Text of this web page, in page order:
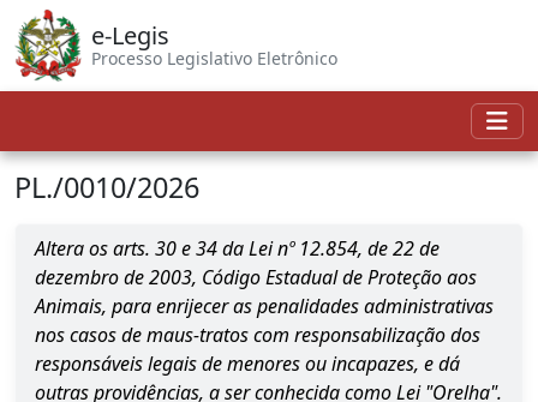
e-Legis
Processo Legislativo Eletrônico
PL./0010/2026
Altera os arts. 30 e 34 da Lei nº 12.854, de 22 de
dezembro de 2003, Código Estadual de Proteção aos
Animais, para enrijecer as penalidades administrativas
nos casos de maus-tratos com responsabilização dos
responsáveis legais de menores ou incapazes, e dá
outras providências, a ser conhecida como Lei "Orelha".